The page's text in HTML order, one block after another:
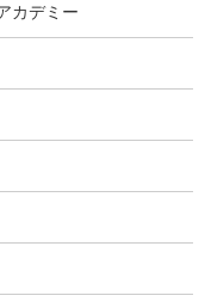
カデミー